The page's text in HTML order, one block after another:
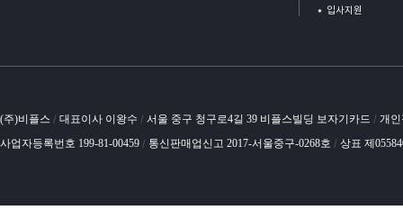
입사지원
(주)비플스 / 대표이사 이왕수 / 서울 중구 청구로4길 39 비플스빌딩 보자기카드 / 개
사업자등록번호 199-81-00459 / 통신판매업신고 2017-서울중구-0268호 / 상표 제